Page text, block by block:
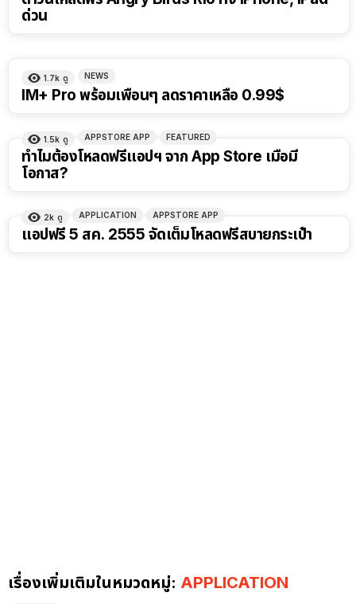
ด่วน
1.7k ดู NEWS
IM+ Pro พร้อมเพื่อนๆ ลดราคาเหลือ 0.99$
1.5k ดู APPSTORE APP FEATURED
ทำไมต้องโหลดฟรีแอปฯ จาก App Store เมื่อมี
โอกาส?
2k ดู APPLICATION APPSTORE APP
แอปฟรี 5 สค. 2555 จัดเต็มโหลดฟรีสบายกระเป๋า
เรื่องเพิ่มเติมในหมวดหมู่: APPLICATION